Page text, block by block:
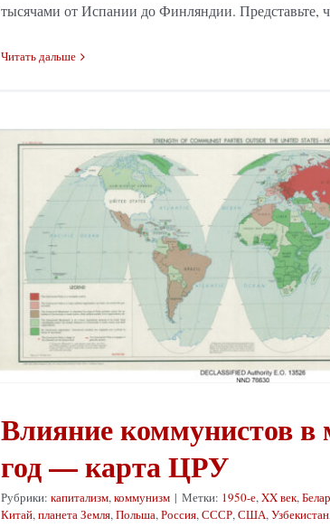
тысячами от Испании до Финляндии. Представьте,
Читать дальше
Влияние коммунистов в
год — карта ЦРУ
Рубрики: капитализм,коммунизм | Метки: 1950-е,XX век,
Китай,планета Земля,Польша,Россия,СССР,США,Узбекистан